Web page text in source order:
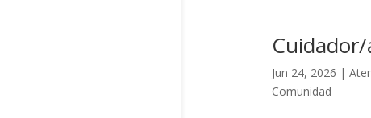
Jun 24, 2026 |
Comunidad